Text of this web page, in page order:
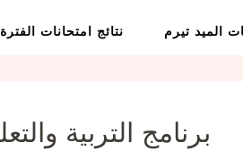
الميد تيرم نتائج امتحانات الفترة
برنامج التربية